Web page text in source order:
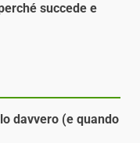
succede e
davvero (e quando